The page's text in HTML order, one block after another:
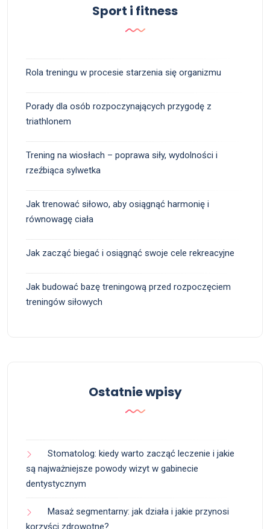
Sport i fitness
Rola treningu w procesie starzenia się organizmu
Porady dla osób rozpoczynających przygodę z
triathlonem
Trening na wiosłach – poprawa siły, wydolności i
rzeźbiąca sylwetka
Jak trenować siłowo, aby osiągnąć harmonię i
równowagę ciała
Jak zacząć biegać i osiągnąć swoje cele rekreacyjne
Jak budować bazę treningową przed rozpoczęciem
treningów siłowych
Ostatnie wpisy
Stomatolog: kiedy warto zacząć leczenie i jakie
są najważniejsze powody wizyt w gabinecie
dentystycznym
Masaż segmentarny: jak działa i jakie przynosi
korzyści zdrowotne?